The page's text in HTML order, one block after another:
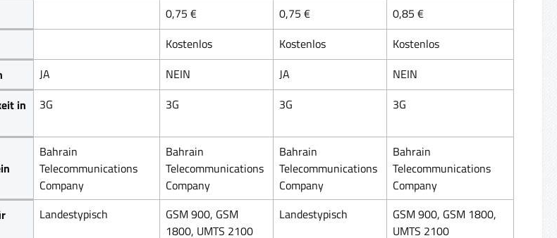
0,75 € 0,75 €
0,85 €
Kostenlos Kostenlos
Kostenlos
JA NEIN JA
NEIN
in
3G 3G 3G 3G
Bahrain
Telecommunications
Company
Bahrain
Telecommunications
Company
Bahrain
Telecommunications
Company
Bahrain
Telecommunications
Company
Landestypisch
GSM 900, GSM
1800, UMTS 2100
Landestypisch
GSM 900, GSM 1800,
UMTS 2100